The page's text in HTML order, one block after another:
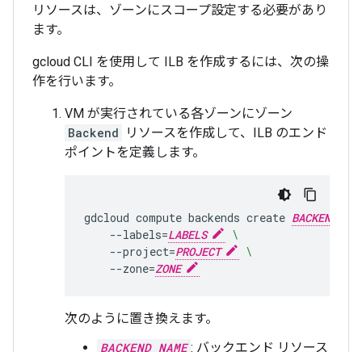
リソースは、ゾーンにスコープ設定する必要があり
ます。
gcloud CLI を使用して ILB を作成するには、次の操
作を行います。
VM が実行されている各ゾーンにゾーン
Backend
リソースを作成して、ILB のエンド
ポイントを定義します。
gdcloud compute backends create
--labels=LABELS
\
--project=PROJECT
\
--zone=ZONE
次のように置き換えます。
BACKEND_NAME : バックエンド リソース